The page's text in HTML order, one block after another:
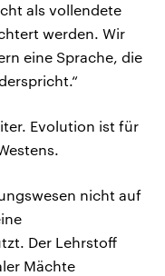
als vollendete
werden. Wir
eine Sprache, die
Evolution ist für
nicht auf
Der Lehrstoff
Mächte